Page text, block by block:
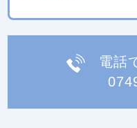
電話